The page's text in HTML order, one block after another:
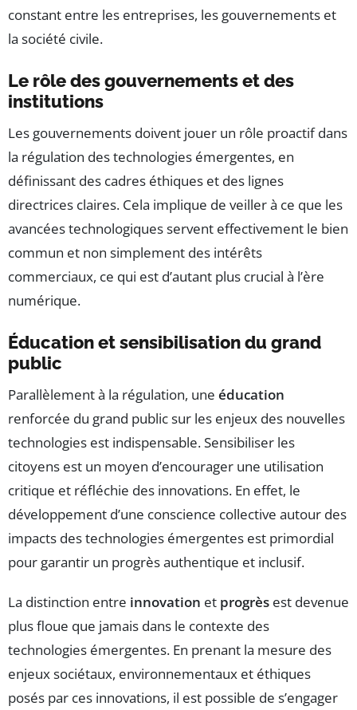
constant entre les entreprises, les gouvernements et
la société civile.
Le rôle des gouvernements et des
institutions
Les gouvernements doivent jouer un rôle proactif dans
la régulation des technologies émergentes, en
définissant des cadres éthiques et des lignes
directrices claires. Cela implique de veiller à ce que les
avancées technologiques servent effectivement le bien
commun et non simplement des intérêts
commerciaux, ce qui est d’autant plus crucial à l’ère
numérique.
Éducation et sensibilisation du grand
public
Parallèlement à la régulation, une éducation
renforcée du grand public sur les enjeux des nouvelles
technologies est indispensable. Sensibiliser les
citoyens est un moyen d’encourager une utilisation
critique et réfléchie des innovations. En effet, le
développement d’une conscience collective autour des
impacts des technologies émergentes est primordial
pour garantir un progrès authentique et inclusif.
La distinction entre innovation et progrès est devenue
plus floue que jamais dans le contexte des
technologies émergentes. En prenant la mesure des
enjeux sociétaux, environnementaux et éthiques
posés par ces innovations, il est possible de s’engager